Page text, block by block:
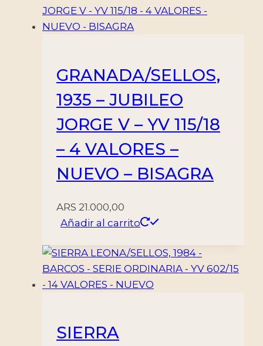
GRANADA/SELLOS,
1935 – JUBILEO
JORGE V – YV 115/18
– 4 VALORES –
NUEVO – BISAGRA
ARS 21.000,00
Añadir al carrito
SIERRA